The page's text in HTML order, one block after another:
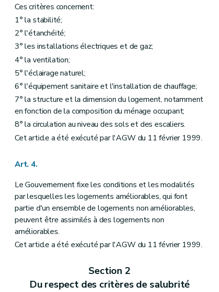
Ces critères concernent:
1° la stabilité;
2° l'étanchéité;
3° les installations électriques et de gaz;
4° la ventilation;
5° l'éclairage naturel;
6° l'équipement sanitaire et l'installation de chauffage;
7° la structure et la dimension du logement, notamment
en fonction de la composition du ménage occupant;
8° la circulation au niveau des sols et des escaliers.
Cet article a été exécuté par l'AGW du 11 février 1999.
Art. 4.
Le Gouvernement fixe les conditions et les modalités
par lesquelles les logements améliorables, qui font
partie d'un ensemble de logements non améliorables,
peuvent être assimilés à des logements non
améliorables.
Cet article a été exécuté par l'AGW du 11 février 1999.
Section 2
Du respect des critères de salubrité